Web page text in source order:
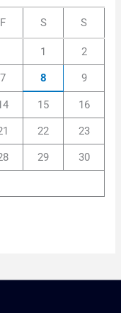
F S S
1 2
7 8 9
15 16
22 23
29 30